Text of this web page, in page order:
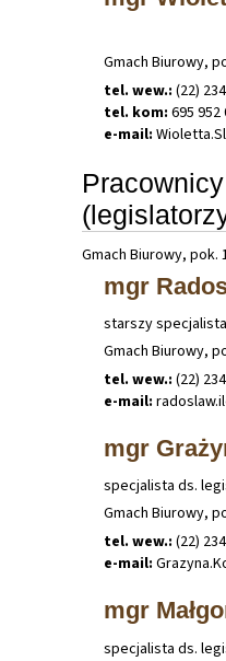
Gmach Biurowy,
tel. wew.: (22)
tel. kom: 695 952
e-mail: Wioletta.
Gmach Biurowy, pok.
mgr
starszy
Gmach Biurowy,
tel. wew.: (22)
e-mail: radoslaw.
mgr
specjalista ds.
Gmach Biurowy,
tel. wew.: (22)
e-mail: Grazyna.
mgr
specjalista ds.